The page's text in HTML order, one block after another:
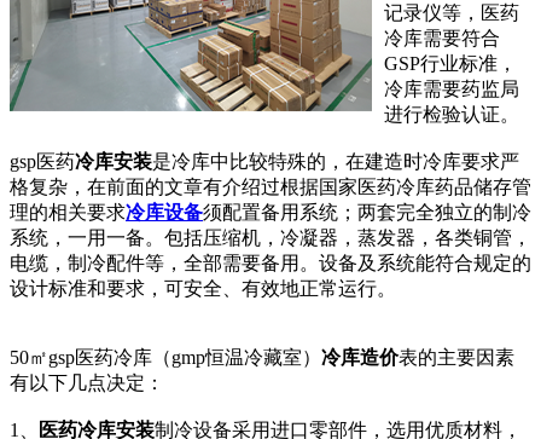
记录仪等，医药
冷库需要符合
GSP行业标准，
冷库需要药监局
进行检验认证。
gsp医药冷库安装是冷库中比较特殊的，在建造时冷库要求严
格复杂，在前面的文章有介绍过根据国家医药冷库药品储存管
理的相关要求冷库设备须配置备用系统；两套完全独立的制冷
系统，一用一备。包括压缩机，冷凝器，蒸发器，各类铜管，
电缆，制冷配件等，全部需要备用。设备及系统能符合规定的
设计标准和要求，可安全、有效地正常运行。
50㎡gsp医药冷库（gmp恒温冷藏室） 冷库造价表的主要因素
有以下几点决定：
1、 医药冷库安装制冷设备采用进口零部件，选用优质材料，